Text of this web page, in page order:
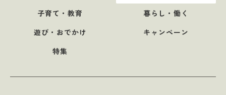
子育て・教育
暮らし・働く
遊び・おでかけ
キャンペーン
特集